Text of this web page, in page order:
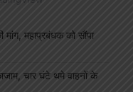
मांग, महाप्रबंधक को सौंपा
चार घंटे थमे वाहनों के